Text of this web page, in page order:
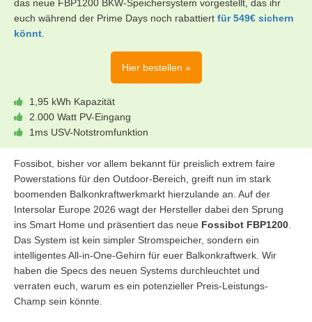
das neue FBP1200 BKW-Speichersystem vorgestellt, das ihr
euch während der Prime Days noch rabattiert für 549€ sichern
könnt.
Hier bestellen »
1,95 kWh Kapazität
2.000 Watt PV-Eingang
1ms USV-Notstromfunktion
Fossibot, bisher vor allem bekannt für preislich extrem faire
Powerstations für den Outdoor-Bereich, greift nun im stark
boomenden Balkonkraftwerkmarkt hierzulande an. Auf der
Intersolar Europe 2026 wagt der Hersteller dabei den Sprung
ins Smart Home und präsentiert das neue Fossibot FBP1200.
Das System ist kein simpler Stromspeicher, sondern ein
intelligentes All-in-One-Gehirn für euer Balkonkraftwerk. Wir
haben die Specs des neuen Systems durchleuchtet und
verraten euch, warum es ein potenzieller Preis-Leistungs-
Champ sein könnte.